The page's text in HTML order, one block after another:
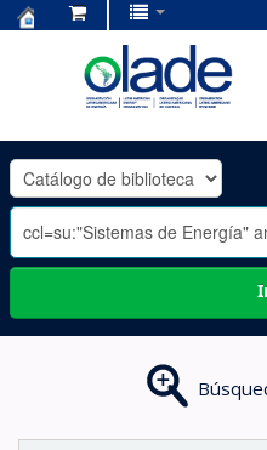
OLADE
-